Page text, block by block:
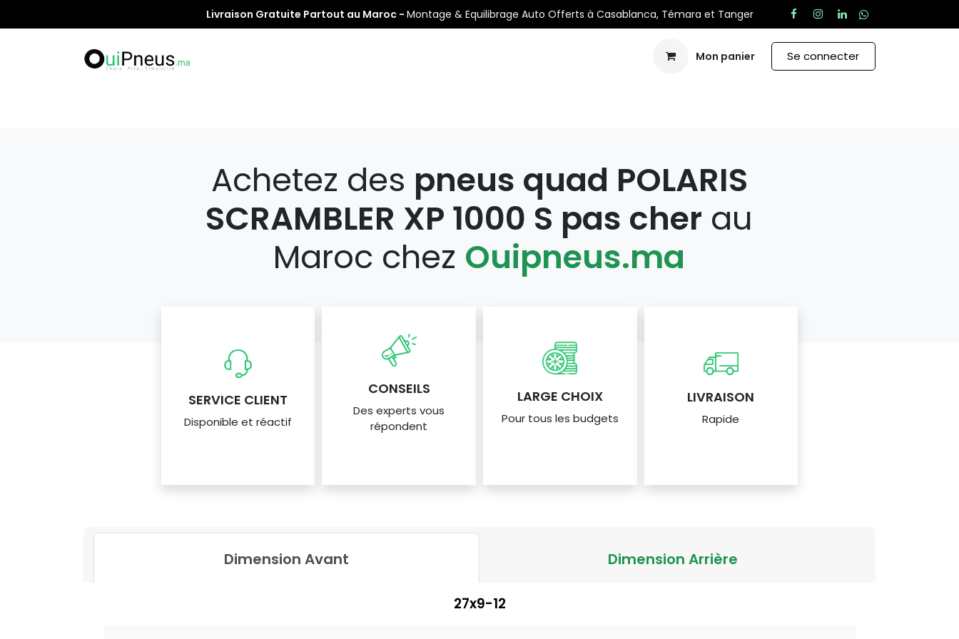
Livraison Gratuite Partout au Maroc - Montage & Equilibrage Auto Offerts à Casablanca, Témara et Tanger
Mon panier Se connecter
Achetez des pneus quad POLARIS
SCRAMBLER XP 1000 S pas cher au
Maroc chez Ouipneus.ma
SERVICE CLIENT
Disponible et réactif
CONSEILS
Des experts vous
répondent
LARGE CHOIX
Pour tous les budgets
LIVRAISON
Rapide
Dimension Avant Dimension Arrière
27x9-12